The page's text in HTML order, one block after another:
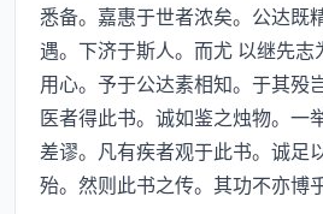
悉备。嘉惠于世者浓矣。公达既
遇。下济于斯人。而尤 以继先
用心。予于公达素相知。于其殁
医者得此书。诚如鉴之烛物。一
差谬。凡有疾者观于此书。诚足
殆。然则此书之传。其功不亦博